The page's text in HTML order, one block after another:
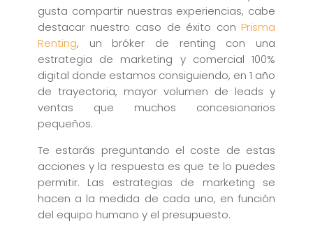
gusta compartir nuestras experiencias, cabe
destacar nuestro caso de éxito conPrisma
Renting, un bróker de renting con una
estrategia de marketing y comercial 100%
digital donde estamos consiguiendo, en 1 año
de trayectoria, mayor volumen de leads y
ventas que muchos concesionarios
pequeños.
Te estarás preguntando el coste de estas
acciones y la respuesta es que te lo puedes
permitir. Las estrategias de marketing se
hacen a la medida de cada uno, en función
del equipo humano y el presupuesto.